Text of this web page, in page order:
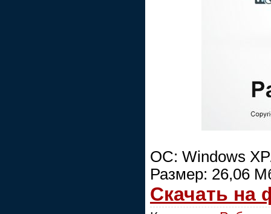
ОС: Windows
Размер: 26,06
Скачать на